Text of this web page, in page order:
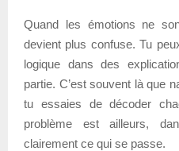
Quand les émotions ne
devient plus confuse. Tu
logique dans des
partie. C’est souvent là que
tu essaies de décoder
problème est ailleurs,
clairement ce qui se passe.